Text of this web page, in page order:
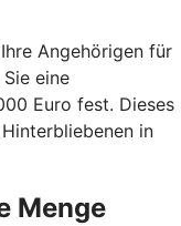
Angehörigen für
eine
Euro fest. Dieses
in
Menge